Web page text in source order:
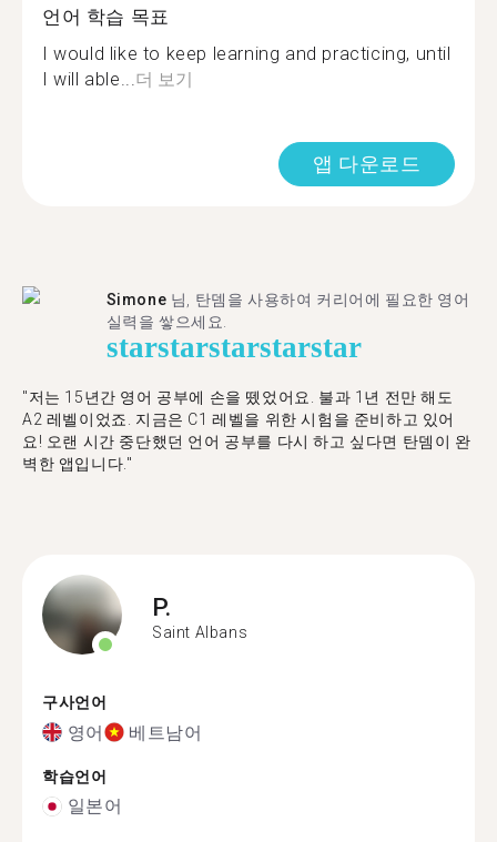
언어 학습 목표
I would like to keep learning and practicing, until
I will able...더 보기
앱 다운로드
Simone 님, 탄뎀을 사용하여 커리어에 필요한 영어
실력을 쌓으세요.
starstarstarstarstar
"저는 15년간 영어 공부에 손을 뗐었어요. 불과 1년 전만 해도
A2 레벨이었죠. 지금은 C1 레벨을 위한 시험을 준비하고 있어
요! 오랜 시간 중단했던 언어 공부를 다시 하고 싶다면 탄뎀이 완
벽한 앱입니다."
P.
Saint Albans
구사언어
영어 베트남어
학습언어
일본어